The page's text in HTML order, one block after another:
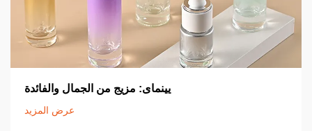
يينماى: مزيج من الجمال والفائدة
عرض المزيد